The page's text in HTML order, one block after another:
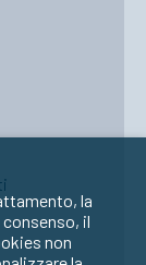
la
il
non